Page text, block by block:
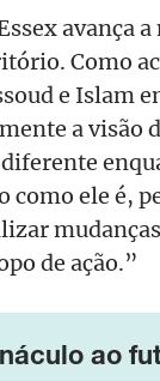
avança
Como
e Islam
a visão
como ele é,
de ação.”
ao